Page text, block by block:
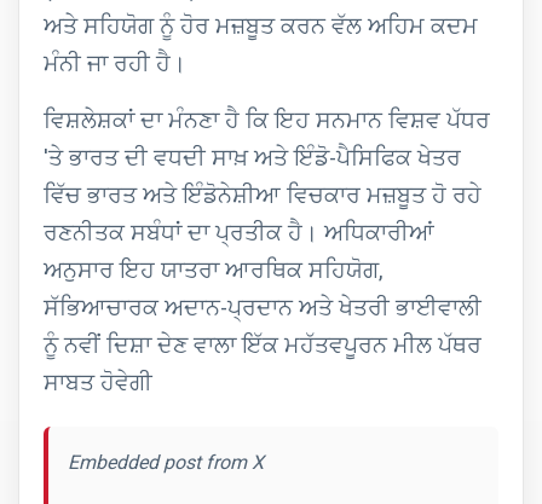
ਅਤੇ ਸਹਿਯੋਗ ਨੂੰ ਹੋਰ ਮਜ਼ਬੂਤ ਕਰਨ ਵੱਲ ਅਹਿਮ ਕਦਮ
ਮੰਨੀ ਜਾ ਰਹੀ ਹੈ।
ਵਿਸ਼ਲੇਸ਼ਕਾਂ ਦਾ ਮੰਨਣਾ ਹੈ ਕਿ ਇਹ ਸਨਮਾਨ ਵਿਸ਼ਵ ਪੱਧਰ
'ਤੇ ਭਾਰਤ ਦੀ ਵਧਦੀ ਸਾਖ਼ ਅਤੇ ਇੰਡੋ-ਪੈਸਿਫਿਕ ਖੇਤਰ
ਵਿੱਚ ਭਾਰਤ ਅਤੇ ਇੰਡੋਨੇਸ਼ੀਆ ਵਿਚਕਾਰ ਮਜ਼ਬੂਤ ਹੋ ਰਹੇ
ਰਣਨੀਤਕ ਸਬੰਧਾਂ ਦਾ ਪ੍ਰਤੀਕ ਹੈ। ਅਧਿਕਾਰੀਆਂ
ਅਨੁਸਾਰ ਇਹ ਯਾਤਰਾ ਆਰਥਿਕ ਸਹਿਯੋਗ,
ਸੱਭਿਆਚਾਰਕ ਅਦਾਨ-ਪ੍ਰਦਾਨ ਅਤੇ ਖੇਤਰੀ ਭਾਈਵਾਲੀ
ਨੂੰ ਨਵੀਂ ਦਿਸ਼ਾ ਦੇਣ ਵਾਲਾ ਇੱਕ ਮਹੱਤਵਪੂਰਨ ਮੀਲ ਪੱਥਰ
ਸਾਬਤ ਹੋਵੇਗੀ
Embedded post from X